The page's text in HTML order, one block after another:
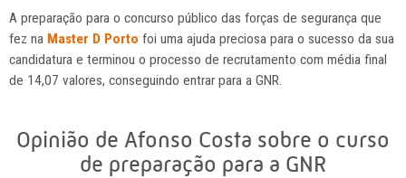
A preparação para o concurso público das forças de segurança que
fez na Master D Porto foi uma ajuda preciosa para o sucesso da sua
candidatura e terminou o processo de recrutamento com média final
de 14,07 valores, conseguindo entrar para a GNR.
Opinião de Afonso Costa sobre o curso
de preparação para a GNR